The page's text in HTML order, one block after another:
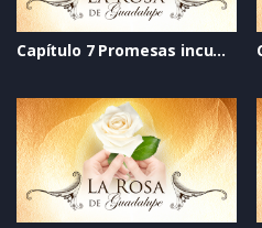
Capítulo 7 Promesas incumplidas